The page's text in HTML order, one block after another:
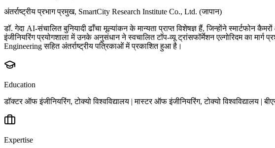
अंतर्राष्ट्रीय प्रभाग प्रमुख, SmartCity Research Institute Co., Ltd. (जापान)
डॉ. गेदा AI-संचालित बुनियादी ढाँचा मूल्यांकन के मान्यता प्राप्त विशेषज्ञ हैं, जिन्होंने स्मार्टफोन
इंजीनियरिंग प्रयोगशाला में उनके अनुसंधान ने स्वचालित टॉप-व्यू ट्रांसफॉर्मेशन एल्गोरिदम का
Engineering सहित अंतर्राष्ट्रीय पत्रिकाओं में प्रकाशित हुआ है।
Education
डॉक्टर ऑफ इंजीनियरिंग, टोक्यो विश्वविद्यालय | मास्टर ऑफ इंजीनियरिंग, टोक्यो विश्वविद्यालय |
Expertise